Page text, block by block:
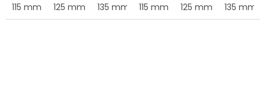
115 mm 125 mm 135 mm 145 mm 155 mm
115 mm 125 mm 135 mm